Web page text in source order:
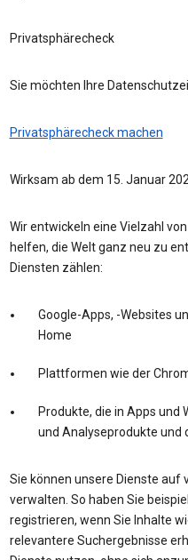
Privatsphärecheck
Sie möchten Ihre
Privatsphärecheck machen
Wirksam ab dem 15. Januar
Wir entwickeln eine Vielzahl
helfen, die Welt ganz neu zu
Diensten zählen:
Google-Apps, -Websites
Home
Plattformen wie der
Produkte, die in Apps und
und Analyseprodukte und
Sie können unsere Dienste auf
verwalten. So haben Sie
registrieren, wenn Sie Inhalte
relevantere Suchergebnisse